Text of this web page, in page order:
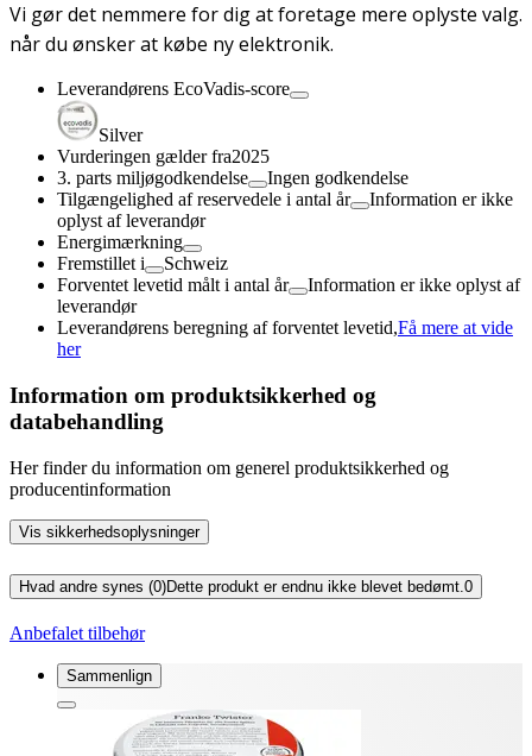
Vi gør det nemmere for dig at foretage mere oplyste valg.
når du ønsker at købe ny elektronik.
Leverandørens EcoVadis-score
Silver
Vurderingen gælder fra2025
3. parts miljøgodkendelse
Ingen godkendelse
Tilgængelighed af reservedele i antal år
Information er ikke
oplyst af leverandør
Energimærkning
Fremstillet i
Schweiz
Forventet levetid målt i antal år
Information er ikke oplyst af
leverandør
Leverandørens beregning af forventet levetid,Få mere at vide
her
Information om produktsikkerhed og
databehandling
Her finder du information om generel produktsikkerhed og
producentinformation
Vis sikkerhedsoplysninger
Hvad andre synes (0)Dette produkt er endnu ikke blevet bedømt.0
Anbefalet tilbehør
Sammenlign